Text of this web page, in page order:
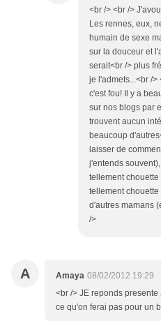
<br /> <br />
Les rennes, eux,
humain de sexe
sur la douceur et
serait<br /> plus
je l'admets...<br />
c'est fou! Il y a
sur nos blogs par
trouvent aucun
beaucoup
laisser de
j'entends
tellement
tellement
d'autres mamans
/>
A Amaya 08/02/2012 19:29
<br /> JE reponds
ce qu'on ferai pas pour un